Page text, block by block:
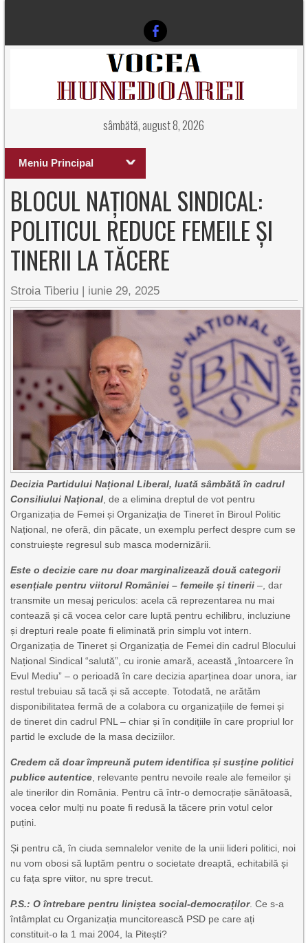
sâmbătă, august 8, 2026
Meniu Principal
BLOCUL NAȚIONAL SINDICAL:
POLITICUL REDUCE FEMEILE ȘI
TINERII LA TĂCERE
Stroia Tiberiu | iunie 29, 2025
Decizia Partidului Național Liberal, luată sâmbătă în cadrul
Consiliului Național , de a elimina dreptul de vot pentru
Organizația de Femei și Organizația de Tineret în Biroul Politic
Național, ne oferă, din păcate, un exemplu perfect despre cum se
construiește regresul sub masca modernizării.
Este o decizie care nu doar marginalizează două categorii
esențiale pentru viitorul României – femeile și tinerii –, dar
transmite un mesaj periculos: acela că reprezentarea nu mai
contează și că vocea celor care luptă pentru echilibru, incluziune
și drepturi reale poate fi eliminată prin simplu vot intern.
Organizația de Tineret și Organizația de Femei din cadrul Blocului
Național Sindical “salută”, cu ironie amară, această „întoarcere în
Evul Mediu” – o perioadă în care decizia aparținea doar unora, iar
restul trebuiau să tacă și să accepte. Totodată, ne arătăm
disponibilitatea fermă de a colabora cu organizațiile de femei și
de tineret din cadrul PNL – chiar și în condițiile în care propriul lor
partid le exclude de la masa deciziilor.
Credem că doar împreună putem identifica și susține politici
publice autentice , relevante pentru nevoile reale ale femeilor și
ale tinerilor din România. Pentru că într-o democrație sănătoasă,
vocea celor mulți nu poate fi redusă la tăcere prin votul celor
puțini.
Și pentru că, în ciuda semnalelor venite de la unii lideri politici, noi
nu vom obosi să luptăm pentru o societate dreaptă, echitabilă și
cu fața spre viitor, nu spre trecut.
P.S.: O întrebare pentru liniștea social-democraților. Ce s-a
întâmplat cu Organizația muncitorească PSD pe care ați
constituit-o la 1 mai 2004, la Pitești?